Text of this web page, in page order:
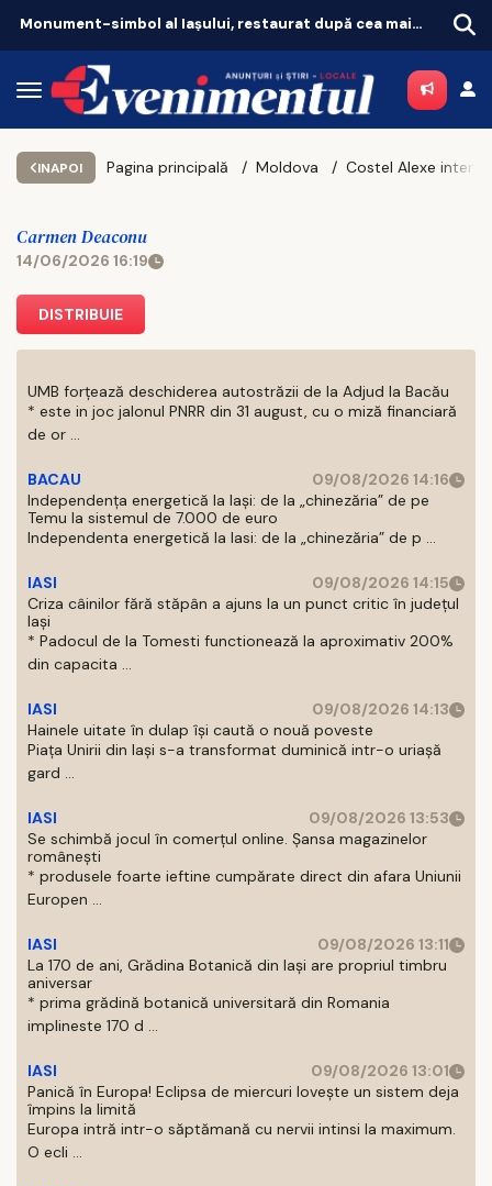
Independența energetică la Iași: de la „chinezăria” de pe Temu la sistemul de 7.000 de euro
INAPOI Pagina principală Moldova
Carmen Deaconu
14/06/2026 16:19
DISTRIBUIE
UMB forțează deschiderea autostrăzii de la Adjud la Bacău
* este in joc jalonul PNRR din 31 august, cu o miză financiară
de or ...
BACAU
09/08/2026 14:16
Independența energetică la Iași: de la „chinezăria” de pe
Temu la sistemul de 7.000 de euro
Independenta energetică la Iasi: de la „chinezăria” de p ...
IASI
09/08/2026 14:15
Criza câinilor fără stăpân a ajuns la un punct critic în județul
Iași
* Padocul de la Tomesti functionează la aproximativ 200%
din capacita ...
IASI
09/08/2026 14:13
Hainele uitate în dulap îşi caută o nouă poveste
Piaţa Unirii din Iaşi s-a transformat duminică intr-o uriaşă
gard ...
IASI
09/08/2026 13:53
Se schimbă jocul în comerțul online. Șansa magazinelor
românești
* produsele foarte ieftine cumpărate direct din afara Uniunii
Europen ...
IASI
09/08/2026 13:11
La 170 de ani, Grădina Botanică din Iași are propriul timbru
aniversar
* prima grădină botanică universitară din Romania
implineste 170 d ...
IASI
09/08/2026 13:01
Panică în Europa! Eclipsa de miercuri lovește un sistem deja
împins la limită
Europa intră intr-o săptămană cu nervii intinsi la maximum.
O ecli ...